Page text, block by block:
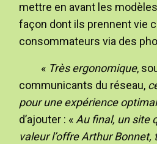
mettre en avant les
façon dont ils prennent vie
consommateurs via des
« Très ergonomique,
communicants du réseau,
pour une expérience
d’ajouter : «Au final, un site
valeur l’offre Arthur